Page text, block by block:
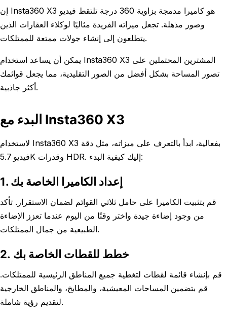
إن Insta360 X3 هو كاميرا مدمجة بزاوية 360 درجة تلتقط فيديو
وصور مذهلة. تجعل ميزاته الفريدة مثاليًا لوكلاء العقارات الذين
يتطلعون إلى إنشاء جولات ممتعة للممتلكات.
يمكن أن يساعد استخدام Insta360 X3 المشترين المحتملين على
تصور المساحة بشكل أفضل من الصور التقليدية، مما يجعل قوائمك
أكثر جاذبية.
البدء مع Insta360 X3
لاستخدام Insta360 X3 بفعالية، ابدأ بالتعرف على ميزاته، مثل دقة
فيديو 5.7K وقدرات HDR. إليك كيفية البدء:
1. إعداد الكاميرا الخاصة بك
قم بتثبيت الكاميرا على حامل ثلاثي القوائم لضمان الاستقرار. تأكد
من وجود إضاءة جيدة واختر وقتًا من اليوم عندما تعزز الإضاءة
الطبيعية من جمال الممتلكات.
2. خطط للقطات الخاصة بك
قم بإنشاء قائمة لقطات لتغطية جميع المناطق الرئيسية للممتلكات.
قم بتضمين المساحات المعيشية، والمطابخ، والمناطق الخارجية
لتقديم رؤية شاملة.